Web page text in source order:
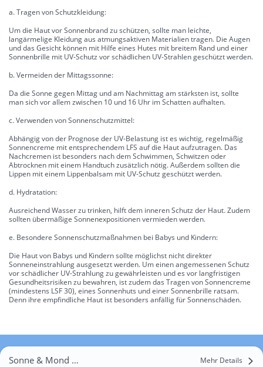
a. Tragen von Schutzkleidung:
Um die Haut vor Sonnenbrand zu schützen, sollte man leichte,
langärmelige Kleidung aus atmungsaktiven Materialien tragen. Die Augen
und das Gesicht können mit Hilfe eines Hutes mit breitem Rand und einer
Sonnenbrille mit UV-Schutz vor schädlichen UV-Strahlen geschützt werden.
b. Vermeiden der Mittagssonne:
Da die Sonne gegen Mittag und am Nachmittag am stärksten ist, sollte
man sich vor allem zwischen 10 und 16 Uhr im Schatten aufhalten.
c. Verwenden von Sonnenschutzmittel:
Abhängig von der Prognose der UV-Belastung ist es wichtig, regelmäßig
Sonnencreme mit entsprechendem LFS auf die Haut aufzutragen. Das
Nachcremen ist besonders nach dem Schwimmen, Schwitzen oder
Abtrocknen mit einem Handtuch zusätzlich nötig. Außerdem sollten die
Lippen mit einem Lippenbalsam mit UV-Schutz geschützt werden.
d. Hydratation:
Ausreichend Wasser zu trinken, hilft dem inneren Schutz der Haut. Zudem
sollten übermäßige Sonnenexpositionen vermieden werden.
e. Besondere Sonnenschutzmaßnahmen bei Babys und Kindern:
Die Haut von Babys und Kindern sollte möglichst nicht direkter
Sonneneinstrahlung ausgesetzt werden. Um einen angemessenen Schutz
vor schädlicher UV-Strahlung zu gewährleisten und es vor langfristigen
Gesundheitsrisiken zu bewahren, ist zudem das Tragen von Sonnencreme
(mindestens LSF 30), eines Sonnenhuts und einer Sonnenbrille ratsam.
Denn ihre empfindliche Haut ist besonders anfällig für Sonnenschäden.
Sonne & Mond St. Leonhard im Pitztal Mehr Details